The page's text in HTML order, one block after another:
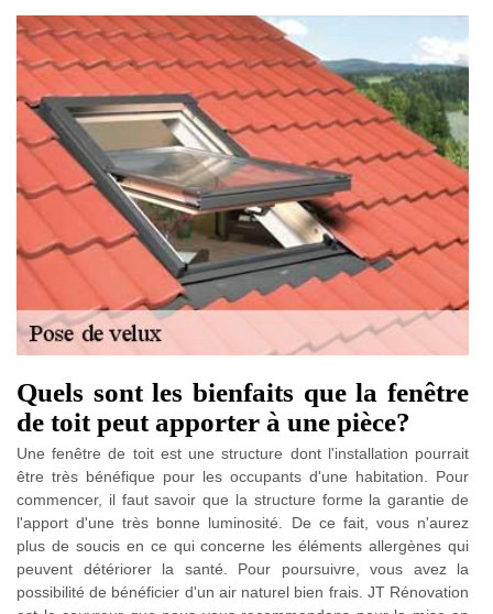
Quels sont les bienfaits que la fenêtre
de toit peut apporter à une pièce?
Une fenêtre de toit est une structure dont l'installation pourrait
être très bénéfique pour les occupants d'une habitation. Pour
commencer, il faut savoir que la structure forme la garantie de
l'apport d'une très bonne luminosité. De ce fait, vous n'aurez
plus de soucis en ce qui concerne les éléments allergènes qui
peuvent détériorer la santé. Pour poursuivre, vous avez la
possibilité de bénéficier d'un air naturel bien frais. JT Rénovation